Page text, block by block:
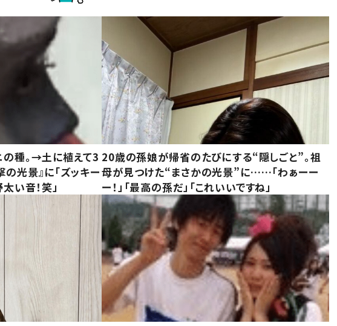
の種。→土に植えて3
光景』に「ズッキー
い音！笑」
20歳の孫娘が帰省のたびにする“隠しごと”。祖
母が見つけた“まさかの光景”に……「わぁーー
ー！」「最高の孫だ」「これいいですね」